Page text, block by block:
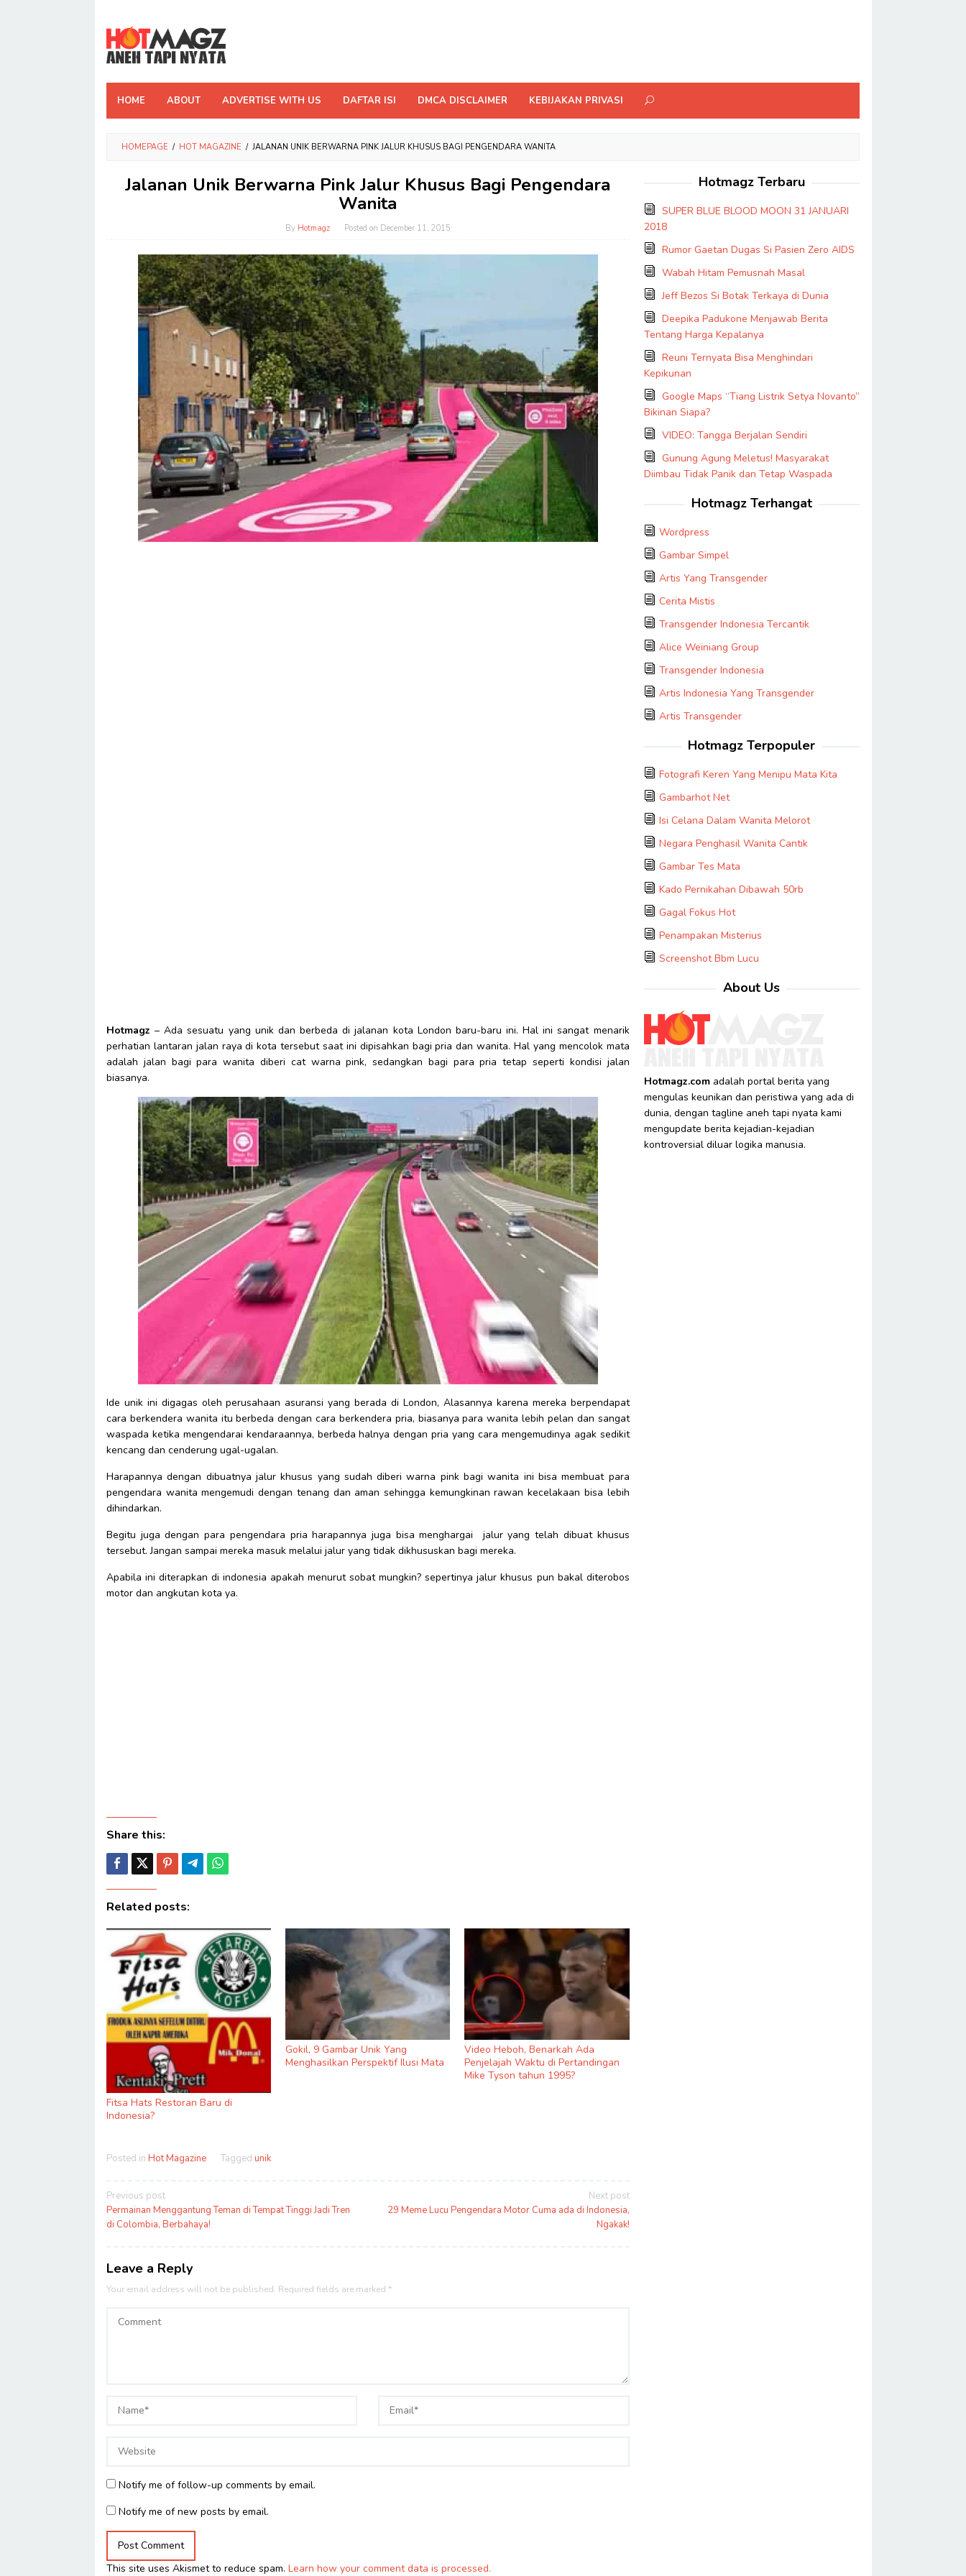
content
HOME ABOUT ADVERTISE WITH US DAFTAR ISI DMCA DISCLAIMER KEBIJAKAN PRIVASI
HOMEPAGE / HOT MAGAZINE / JALANAN UNIK BERWARNA PINK JALUR KHUSUS BAGI PENGENDARA WANITA
Jalanan Unik Berwarna Pink Jalur Khusus Bagi Pengendara
Wanita
By Hotmagz Posted on December 11, 2015
Hotmagz – Ada sesuatu yang unik dan berbeda di jalanan kota London baru-baru ini. Hal ini sangat menarik
perhatian lantaran jalan raya di kota tersebut saat ini dipisahkan bagi pria dan wanita. Hal yang mencolok mata
adalah jalan bagi para wanita diberi cat warna pink, sedangkan bagi para pria tetap seperti kondisi jalan
biasanya.
Ide unik ini digagas oleh perusahaan asuransi yang berada di London, Alasannya karena mereka berpendapat
cara berkendera wanita itu berbeda dengan cara berkendera pria, biasanya para wanita lebih pelan dan sangat
waspada ketika mengendarai kendaraannya, berbeda halnya dengan pria yang cara mengemudinya agak sedikit
kencang dan cenderung ugal-ugalan.
Harapannya dengan dibuatnya jalur khusus yang sudah diberi warna pink bagi wanita ini bisa membuat para
pengendara wanita mengemudi dengan tenang dan aman sehingga kemungkinan rawan kecelakaan bisa lebih
dihindarkan.
Begitu juga dengan para pengendara pria harapannya juga bisa menghargai jalur yang telah dibuat khusus
tersebut. Jangan sampai mereka masuk melalui jalur yang tidak dikhususkan bagi mereka.
Apabila ini diterapkan di indonesia apakah menurut sobat mungkin? sepertinya jalur khusus pun bakal diterobos
motor dan angkutan kota ya.
Share this:
Related posts:
Fitsa Hats Restoran Baru di
Indonesia?
Gokil, 9 Gambar Unik Yang
Menghasilkan Perspektif Ilusi Mata
Video Heboh, Benarkah Ada
Penjelajah Waktu di Pertandingan
Mike Tyson tahun 1995?
Posted in Hot Magazine Tagged unik
Post
navigation
Previous post
Permainan Menggantung Teman di Tempat Tinggi Jadi Tren
di Colombia, Berbahaya!
Next post
29 Meme Lucu Pengendara Motor Cuma ada di Indonesia,
Ngakak!
Leave a Reply
Your email address will not be published. Required fields are marked *
Notify me of follow-up comments by email.
Notify me of new posts by email.
This site uses Akismet to reduce spam. Learn how your comment data is processed.
Hotmagz Terbaru
SUPER BLUE BLOOD MOON 31 JANUARI
2018
Rumor Gaetan Dugas Si Pasien Zero AIDS
Wabah Hitam Pemusnah Masal
Jeff Bezos Si Botak Terkaya di Dunia
Deepika Padukone Menjawab Berita
Tentang Harga Kepalanya
Reuni Ternyata Bisa Menghindari
Kepikunan
Google Maps “Tiang Listrik Setya Novanto”
Bikinan Siapa?
VIDEO: Tangga Berjalan Sendiri
Gunung Agung Meletus! Masyarakat
Diimbau Tidak Panik dan Tetap Waspada
Hotmagz Terhangat
Wordpress
Gambar Simpel
Artis Yang Transgender
Cerita Mistis
Transgender Indonesia Tercantik
Alice Weiniang Group
Transgender Indonesia
Artis Indonesia Yang Transgender
Artis Transgender
Hotmagz Terpopuler
Fotografi Keren Yang Menipu Mata Kita
Gambarhot Net
Isi Celana Dalam Wanita Melorot
Negara Penghasil Wanita Cantik
Gambar Tes Mata
Kado Pernikahan Dibawah 50rb
Gagal Fokus Hot
Penampakan Misterius
Screenshot Bbm Lucu
About Us
Hotmagz.comadalah portal berita yang
mengulas keunikan dan peristiwa yang ada di
dunia, dengan tagline aneh tapi nyata kami
mengupdate berita kejadian-kejadian
kontroversial diluar logika manusia.